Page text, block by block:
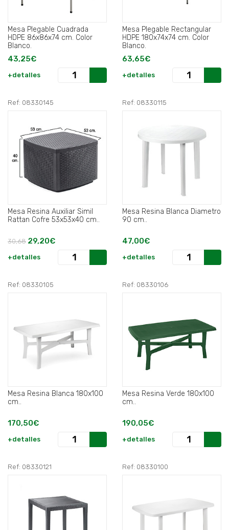
Mesa Plegable Cuadrada
HDPE 86x86x74 cm. Color
Blanco.
43,25€
+detalles
Mesa Plegable Rectangular
HDPE 180x74x74 cm. Color
Blanco.
63,65€
+detalles
Ref: 08330145
Mesa Resina Auxiliar Simil
Rattan Cofre 53x53x40 cm..
30,68 29,20€
+detalles
Ref: 08330115
Mesa Resina Blanca Diametro
90 cm..
47,00€
+detalles
Ref: 08330105
Mesa Resina Blanca 180x100
cm..
170,50€
+detalles
Ref: 08330106
Mesa Resina Verde 180x100
cm..
190,05€
+detalles
Ref: 08330121 Ref: 08330100